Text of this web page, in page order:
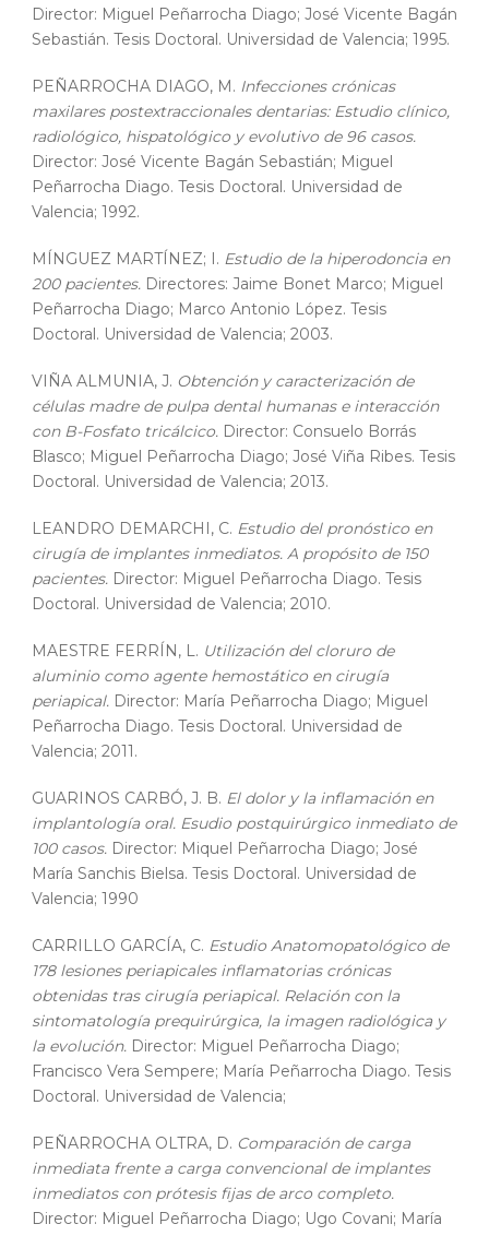
Director: Miguel Peñarrocha Diago; José Vicente Bagán
Sebastián. Tesis Doctoral. Universidad de Valencia; 1995.
PEÑARROCHA DIAGO, M. Infecciones crónicas
maxilares postextraccionales dentarias: Estudio clínico,
radiológico, hispatológico y evolutivo de 96 casos.
Director: José Vicente Bagán Sebastián; Miguel
Peñarrocha Diago. Tesis Doctoral. Universidad de
Valencia; 1992.
MÍNGUEZ MARTÍNEZ; I. Estudio de la hiperodoncia en
200 pacientes. Directores: Jaime Bonet Marco; Miguel
Peñarrocha Diago; Marco Antonio López. Tesis
Doctoral. Universidad de Valencia; 2003.
VIÑA ALMUNIA, J. Obtención y caracterización de
células madre de pulpa dental humanas e interacción
con B-Fosfato tricálcico. Director: Consuelo Borrás
Blasco; Miguel Peñarrocha Diago; José Viña Ribes. Tesis
Doctoral. Universidad de Valencia; 2013.
LEANDRO DEMARCHI, C. Estudio del pronóstico en
cirugía de implantes inmediatos. A propósito de 150
pacientes. Director: Miguel Peñarrocha Diago. Tesis
Doctoral. Universidad de Valencia; 2010.
MAESTRE FERRÍN, L. Utilización del cloruro de
aluminio como agente hemostático en cirugía
periapical. Director: María Peñarrocha Diago; Miguel
Peñarrocha Diago. Tesis Doctoral. Universidad de
Valencia; 2011.
GUARINOS CARBÓ, J. B. El dolor y la inflamación en
implantología oral. Esudio postquirúrgico inmediato de
100 casos. Director: Miquel Peñarrocha Diago; José
María Sanchis Bielsa. Tesis Doctoral. Universidad de
Valencia; 1990
CARRILLO GARCÍA, C. Estudio Anatomopatológico de
178 lesiones periapicales inflamatorias crónicas
obtenidas tras cirugía periapical. Relación con la
sintomatología prequirúrgica, la imagen radiológica y
la evolución. Director: Miguel Peñarrocha Diago;
Francisco Vera Sempere; María Peñarrocha Diago. Tesis
Doctoral. Universidad de Valencia;
PEÑARROCHA OLTRA, D. Comparación de carga
inmediata frente a carga convencional de implantes
inmediatos con prótesis fijas de arco completo.
Director: Miguel Peñarrocha Diago; Ugo Covani; María